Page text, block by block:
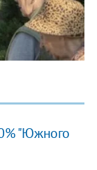
"Южного